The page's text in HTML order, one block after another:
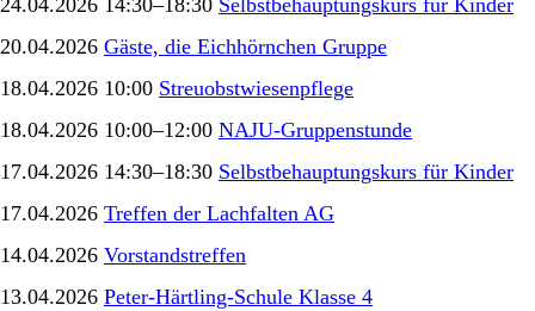
24.04.2026 14:30–18:30 Selbstbehauptungskurs für Kinder
20.04.2026 Gäste, die Eichhörnchen Gruppe
18.04.2026 10:00 Streuobstwiesenpflege
18.04.2026 10:00–12:00 NAJU-Gruppenstunde
17.04.2026 14:30–18:30 Selbstbehauptungskurs für Kinder
17.04.2026 Treffen der Lachfalten AG
14.04.2026 Vorstandstreffen
13.04.2026 Peter-Härtling-Schule Klasse 4